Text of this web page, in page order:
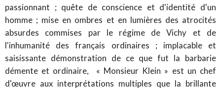
passionnant ; quête de conscience et d'identité d'un
homme ; mise en ombres et en lumières des atrocités
absurdes commises par le régime de Vichy et de
l'inhumanité des français ordinaires ; implacable et
saisissante démonstration de ce que fut la barbarie
démente et ordinaire, « Monsieur Klein » est un chef
d'œuvre aux interprétations multiples que la brillante